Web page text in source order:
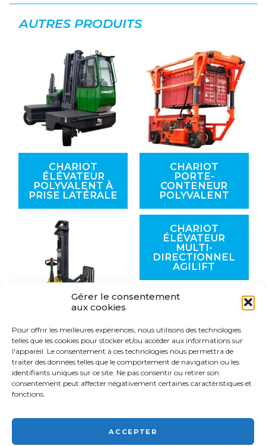
Gérer le consentement
aux cookies
Pour offrir les meilleures expériences, nous utilisons des technologies
telles que les cookies pour stocker et/ou accéder aux informations sur
l'appareil. Le consentement à ces technologies nous permettra de
traiter des données telles que le comportement de navigation ou les
identifiants uniques sur ce site. Ne pas consentir ou retirer son
consentement peut affecter négativement certaines caractéristiques et
fonctions.
ACCEPTER
AUTRES PRODUITS
CHARIOT
ÉLÉVATEUR
POLYVALENT À
PRISE LATÉRALE
CHARIOT
PORTE-
CONTENEUR
POLYVALENT
GERBEUR
QUADRI-
DIRECTIONNEL
RÉTRACTABLE
CHARIOT
ÉLÉVATEUR
MULTI-
DIRECTIONNEL
AGILIFT